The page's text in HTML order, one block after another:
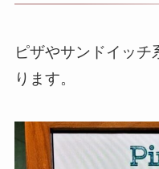
ピザやサンドイッチ
ります。